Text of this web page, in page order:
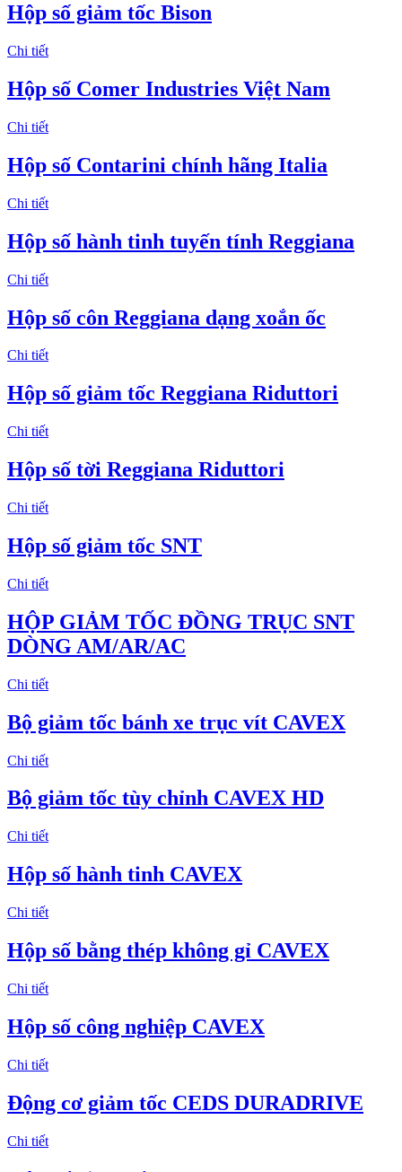
Hộp số giảm tốc Bison
Chi tiết
Hộp số Comer Industries Việt Nam
Chi tiết
Hộp số Contarini chính hãng Italia
Chi tiết
Hộp số hành tinh tuyến tính Reggiana
Chi tiết
Hộp số côn Reggiana dạng xoắn ốc
Chi tiết
Hộp số giảm tốc Reggiana Riduttori
Chi tiết
Hộp số tời Reggiana Riduttori
Chi tiết
Hộp số giảm tốc SNT
Chi tiết
HỘP GIẢM TỐC ĐỒNG TRỤC SNT
DÒNG AM/AR/AC
Chi tiết
Bộ giảm tốc bánh xe trục vít CAVEX
Chi tiết
Bộ giảm tốc tùy chỉnh CAVEX HD
Chi tiết
Hộp số hành tinh CAVEX
Chi tiết
Hộp số bằng thép không gỉ CAVEX
Chi tiết
Hộp số công nghiệp CAVEX
Chi tiết
Động cơ giảm tốc CEDS DURADRIVE
Chi tiết